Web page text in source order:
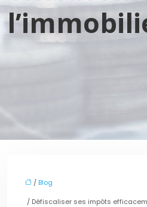
/ Blog
/ Défiscaliser ses impôts